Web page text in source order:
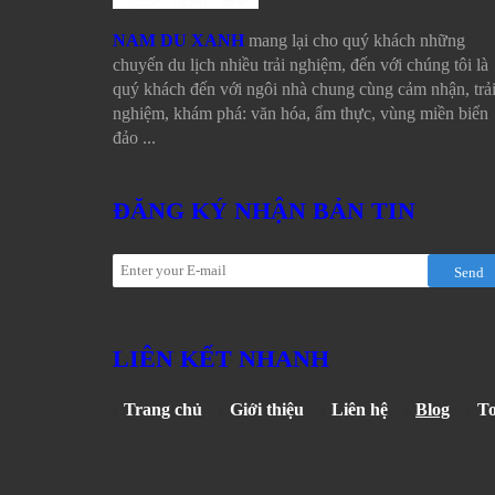
NAM DU XANH mang lại cho quý khách những
chuyến du lịch nhiều trải nghiệm, đến với chúng tôi là
quý khách đến với ngôi nhà chung cùng cảm nhận, trải
nghiệm, khám phá: văn hóa, ẩm thực, vùng miền biển
đảo ...
ĐĂNG KÝ NHẬN BẢN TIN
Send
LIÊN KẾT NHANH
Trang chủ Giới thiệu Liên hệ Blog